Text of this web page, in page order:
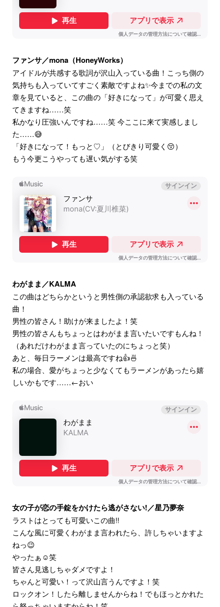
ファンサ／mona（HoneyWorks）
アイドルが共感する歌詞が沢山入っている曲！こっち側の
気持ちも入っていてすごく素敵ですよね✨今までの私の文
章を見ていると、この曲の「好きになって」が可愛く思え
てきますね……笑
私かなり圧強いんですね……笑 今ここに来て実感しまし
た……😅
「好きになって！もっと♡」（とびきり可愛く😚）
もう今更こうやっても遅い気がする笑
わがまま／KALMA
この曲はどちらかというと男性側の承認欲求も入っている
曲！
男性の皆さん！助けが来ましたよ！笑
男性の皆さんもちょっとはわがまま言いたいですもんね！
（あれだけわがまま言っていたのにちょっと笑）
あと、毎日ラーメンは最高ですね👍🍜
私の場合、愛がちょっと少なくてもラーメンがあったら嬉
しいかもです……←おい
女の子が恋の手錠をかけたら逃がさない!／星乃夢奈
ラストはとっても可愛いこの曲!!
こんな風に可愛くわがまま言われたら、許しちゃいますよ
ねっ😉
やったぁ☺️笑
皆さん見逃しちゃダメですよ！
ちゃんと可愛い！って沢山言うんですよ！笑
ロックオン！したら離しませんからね！でもほっとかれた